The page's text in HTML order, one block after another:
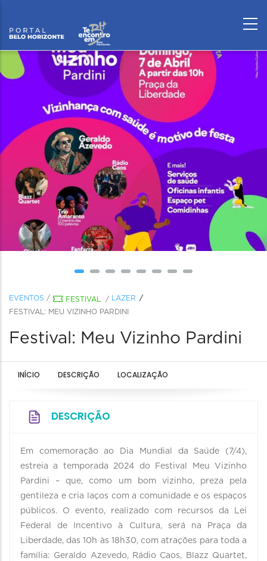
EVENTOS / FESTIVAL /
LAZER
FESTIVAL: MEU VIZINHO PARDINI
Festival: Meu Vizinho Pardini
INÍCIO DESCRIÇÃO LOCALIZAÇÃO
DESCRIÇÃO
Em comemoração ao Dia Mundial da Saúde (7/4),
estreia a temporada 2024 do Festival Meu Vizinho
Pardini – que, como um bom vizinho, preza pela
gentileza e cria laços com a comunidade e os espaços
públicos. O evento, realizado com recursos da Lei
Federal de Incentivo à Cultura, será na Praça da
Liberdade, das 10h às 18h30, com atrações para toda a
família: Geraldo Azevedo, Rádio Caos, Blazz Quartet,